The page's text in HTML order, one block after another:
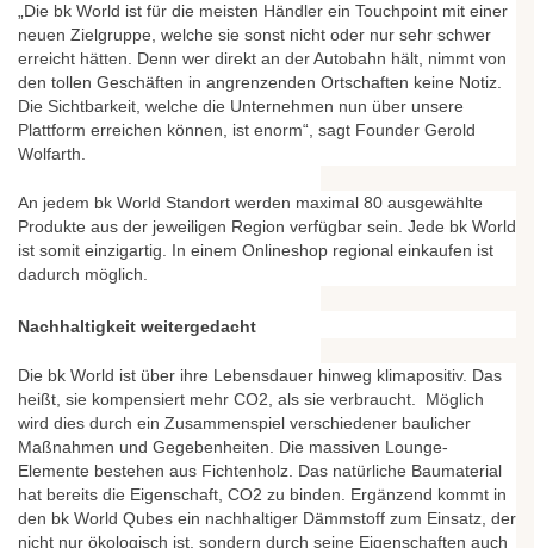
„Die bk World ist für die meisten Händler ein Touchpoint mit einer
neuen Zielgruppe, welche sie sonst nicht oder nur sehr schwer
erreicht hätten. Denn wer direkt an der Autobahn hält, nimmt von
den tollen Geschäften in angrenzenden Ortschaften keine Notiz.
Die Sichtbarkeit, welche die Unternehmen nun über unsere
Plattform erreichen können, ist enorm“, sagt Founder Gerold
Wolfarth.
An jedem bk World Standort werden maximal 80 ausgewählte
Produkte aus der jeweiligen Region verfügbar sein. Jede bk World
ist somit einzigartig. In einem Onlineshop regional einkaufen ist
dadurch möglich.
Nachhaltigkeit weitergedacht
Die bk World ist über ihre Lebensdauer hinweg klimapositiv. Das
heißt, sie kompensiert mehr CO2, als sie verbraucht. Möglich
wird dies durch ein Zusammenspiel verschiedener baulicher
Maßnahmen und Gegebenheiten. Die massiven Lounge-
Elemente bestehen aus Fichtenholz. Das natürliche Baumaterial
hat bereits die Eigenschaft, CO2 zu binden. Ergänzend kommt in
den bk World Qubes ein nachhaltiger Dämmstoff zum Einsatz, der
nicht nur ökologisch ist, sondern durch seine Eigenschaften auch